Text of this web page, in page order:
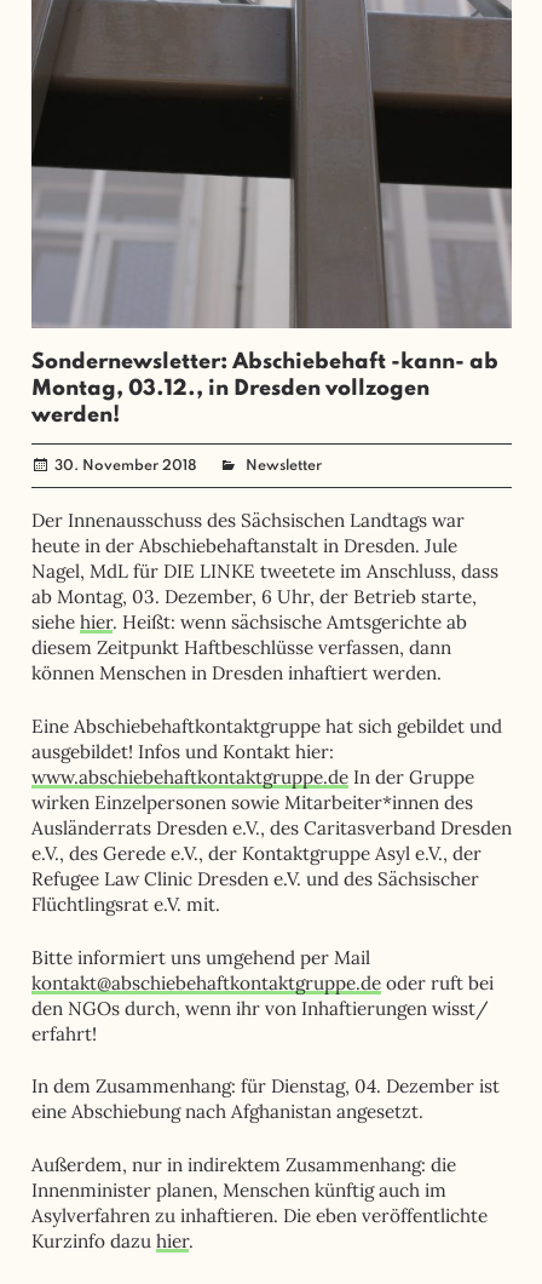
Sondernewsletter: Abschiebehaft -kann- ab
Montag, 03.12., in Dresden vollzogen
werden!
30. November 2018 administrator
Newsletter
Der Innenausschuss des Sächsischen Landtags war
heute in der Abschiebehaftanstalt in Dresden. Jule
Nagel, MdL für DIE LINKE tweetete im Anschluss, dass
ab Montag, 03. Dezember, 6 Uhr, der Betrieb starte,
siehe hier. Heißt: wenn sächsische Amtsgerichte ab
diesem Zeitpunkt Haftbeschlüsse verfassen, dann
können Menschen in Dresden inhaftiert werden.
Eine Abschiebehaftkontaktgruppe hat sich gebildet und
ausgebildet! Infos und Kontakt hier:
www.abschiebehaftkontaktgruppe.deIn der Gruppe
wirken Einzelpersonen sowie Mitarbeiter*innen des
Ausländerrats Dresden e.V., des Caritasverband Dresden
e.V., des Gerede e.V., der Kontaktgruppe Asyl e.V., der
Refugee Law Clinic Dresden e.V. und des Sächsischer
Flüchtlingsrat e.V. mit.
Bitte informiert uns umgehend per Mail
kontakt@abschiebehaftkontaktgruppe.deoder ruft bei
den NGOs durch, wenn ihr von Inhaftierungen wisst/
erfahrt!
In dem Zusammenhang: für Dienstag, 04. Dezember ist
eine Abschiebung nach Afghanistan angesetzt.
Außerdem, nur in indirektem Zusammenhang: die
Innenminister planen, Menschen künftig auch im
Asylverfahren zu inhaftieren. Die eben veröffentlichte
Kurzinfo dazu hier.